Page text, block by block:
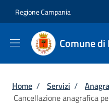
Regione Campania
Comune di
Briciole di
Home / Servizi /
Cancellazione anagrafica